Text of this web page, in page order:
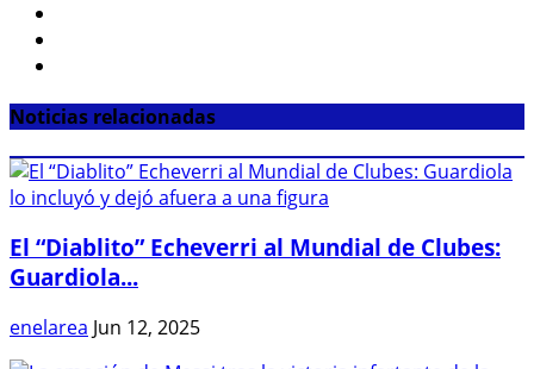
Noticias relacionadas
El “Diablito” Echeverri al Mundial de Clubes:
Guardiola...
enelarea Jun 12, 2025